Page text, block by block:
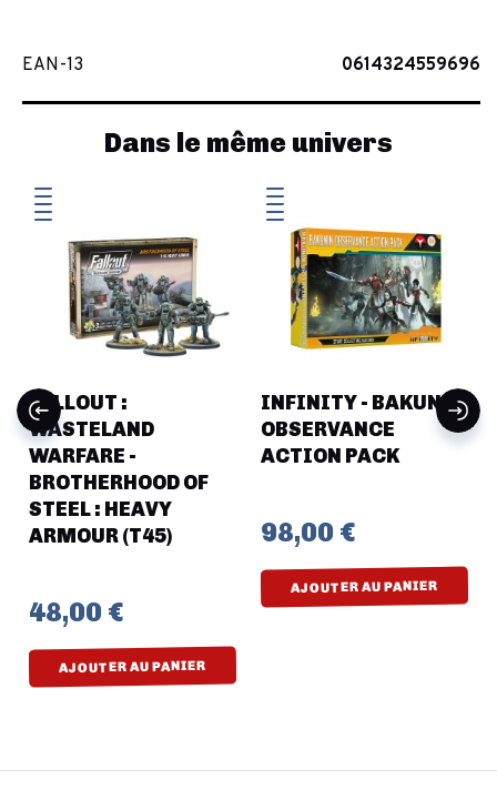
EAN-13 0614324559696
Dans le même univers
FALLOUT :
WASTELAND
WARFARE -
BROTHERHOOD OF
STEEL : HEAVY
ARMOUR (T45)
48,00 €
AJOUTER AU PANIER
INFINITY - BAKUNIN
OBSERVANCE
ACTION PACK
98,00 €
AJOUTER AU PANIER